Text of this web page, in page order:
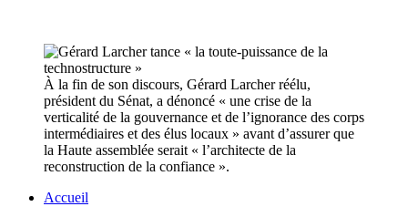
À la fin de son discours, Gérard Larcher réélu,
président du Sénat, a dénoncé « une crise de la
verticalité de la gouvernance et de l’ignorance des corps
intermédiaires et des élus locaux » avant d’assurer que
la Haute assemblée serait « l’architecte de la
reconstruction de la confiance ».
Accueil